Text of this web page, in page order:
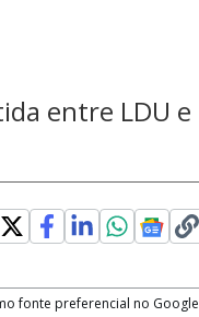
entre LDU e
fonte preferencial no Google